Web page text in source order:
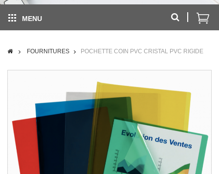
MENU
FOURNITURES POCHETTE COIN PVC CRISTAL PVC RIGIDE